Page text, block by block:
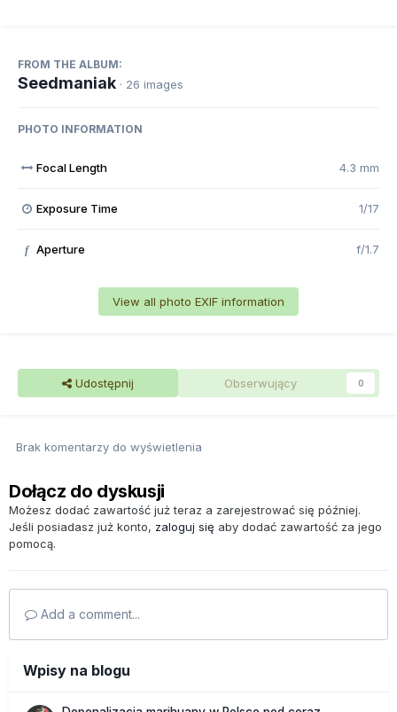
FROM THE ALBUM:
Seedmaniak · 26 images
PHOTO INFORMATION
Focal Length 4.3 mm
Exposure Time 1/17
f Aperture f/1.7
View all photo EXIF information
Udostępnij Obserwujący 0
Brak komentarzy do wyświetlenia
Dołącz do dyskusji
Możesz dodać zawartość już teraz a zarejestrować się później.
Jeśli posiadasz już konto, zaloguj się aby dodać zawartość za jego
pomocą.
Add a comment...
Wpisy na blogu